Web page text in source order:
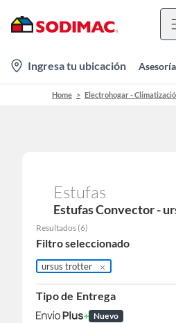
location-
icon
Ingresa tu ubicación Asesoría
Home Electrohogar -
Estufas
Estufas Convector -
Resultados (6)
Filtro seleccionado
ursus trotter
Tipo de Entrega
Nuevo